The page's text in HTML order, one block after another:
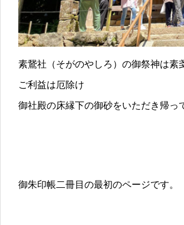
素鵞社（そがのやしろ）の御祭神は素
ご利益は厄除け
御社殿の床縁下の御砂をいただき帰
御朱印帳二冊目の最初のページです。